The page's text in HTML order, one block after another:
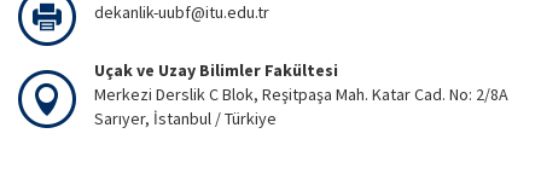
dekanlik-uubf@itu.edu.tr
Uçak ve Uzay Bilimler Fakültesi
Merkezi Derslik C Blok, Reşitpaşa Mah. Katar Cad. No: 2/8A
Sarıyer, İstanbul / Türkiye